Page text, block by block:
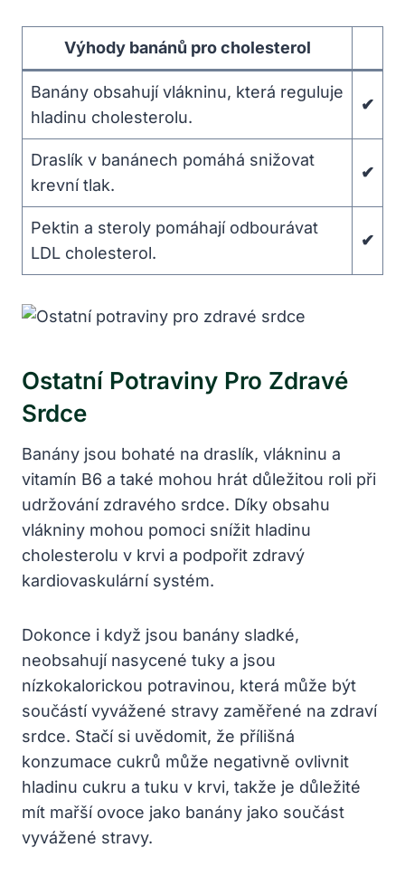
Výhody banánů pro cholesterol
Banány obsahují vlákninu, která reguluje
hladinu cholesterolu.
✔
Draslík v banánech pomáhá snižovat
krevní tlak.
✔
Pektin a steroly pomáhají odbourávat
LDL cholesterol.
✔
Ostatní Potraviny Pro Zdravé
Srdce
Banány jsou bohaté na draslík, vlákninu a
vitamín B6 a také mohou hrát důležitou roli při
udržování zdravého srdce. Díky obsahu
vlákniny mohou pomoci snížit hladinu
cholesterolu v krvi a podpořit zdravý
kardiovaskulární systém.
Dokonce i když jsou banány sladké,
neobsahují nasycené tuky a jsou
nízkokalorickou potravinou, která může být
součástí vyvážené stravy zaměřené na zdraví
srdce. Stačí si uvědomit, že přílišná
konzumace cukrů může negativně ovlivnit
hladinu cukru a tuku v krvi, takže je důležité
mít mařší ovoce jako banány jako součást
vyvážené stravy.